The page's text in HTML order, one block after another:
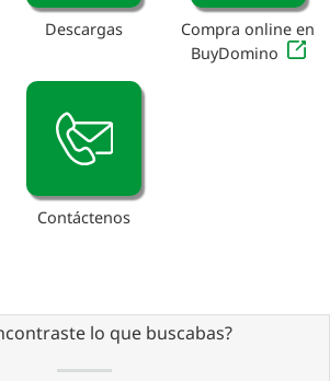
Descargas
Compra online en
BuyDomino
Contáctenos
lo que buscabas?